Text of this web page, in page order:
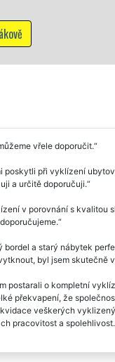
vřele doporučit.
poskytli při vyklízení
a určitě doporučuji.
v porovnání s kvalitou
a starý nábytek
byl jsem skutečně
postarali o kompletní
překvapení, že
veškerých
pracovitost a